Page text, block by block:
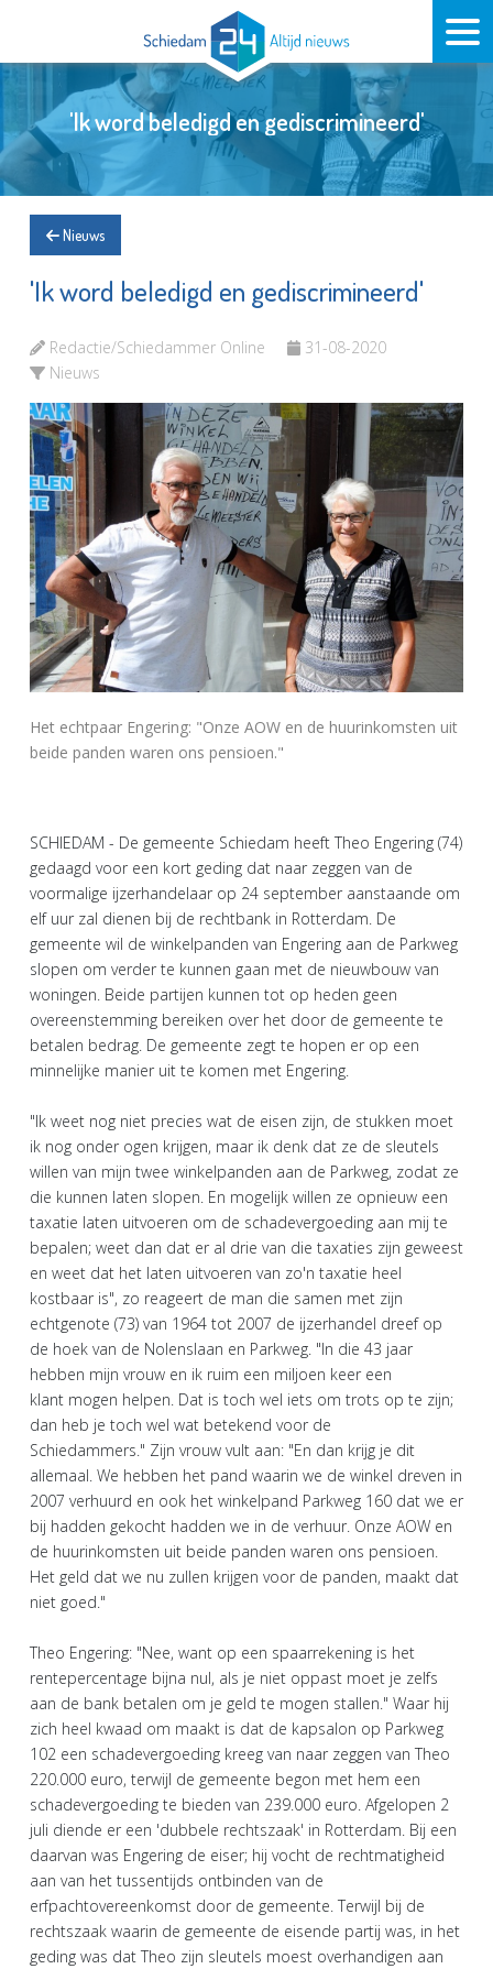
'Ik word beledigd en gediscrimineerd'
Nieuws
'Ik word beledigd en gediscrimineerd'
Redactie/Schiedammer Online
31-08-2020
Nieuws
Het echtpaar Engering: "Onze AOW en de huurinkomsten uit
beide panden waren ons pensioen."
SCHIEDAM - De gemeente Schiedam heeft Theo Engering (74)
gedaagd voor een kort geding dat naar zeggen van de
voormalige ijzerhandelaar op 24 september aanstaande om
elf uur zal dienen bij de rechtbank in Rotterdam. De
gemeente wil de winkelpanden van Engering aan de Parkweg
slopen om verder te kunnen gaan met de nieuwbouw van
woningen. Beide partijen kunnen tot op heden geen
overeenstemming bereiken over het door de gemeente te
betalen bedrag. De gemeente zegt te hopen er op een
minnelijke manier uit te komen met Engering.
"Ik weet nog niet precies wat de eisen zijn, de stukken moet
ik nog onder ogen krijgen, maar ik denk dat ze de sleutels
willen van mijn twee winkelpanden aan de Parkweg, zodat ze
die kunnen laten slopen. En mogelijk willen ze opnieuw een
taxatie laten uitvoeren om de schadevergoeding aan mij te
bepalen; weet dan dat er al drie van die taxaties zijn geweest
en weet dat het laten uitvoeren van zo'n taxatie heel
kostbaar is", zo reageert de man die samen met zijn
echtgenote (73) van 1964 tot 2007 de ijzerhandel dreef op
de hoek van de Nolenslaan en Parkweg. "In die 43 jaar
hebben mijn vrouw en ik ruim een miljoen keer een
klant mogen helpen. Dat is toch wel iets om trots op te zijn;
dan heb je toch wel wat betekend voor de
Schiedammers." Zijn vrouw vult aan: "En dan krijg je dit
allemaal. We hebben het pand waarin we de winkel dreven in
2007 verhuurd en ook het winkelpand Parkweg 160 dat we er
bij hadden gekocht hadden we in de verhuur. Onze AOW en
de huurinkomsten uit beide panden waren ons pensioen.
Het geld dat we nu zullen krijgen voor de panden, maakt dat
niet goed."
Theo Engering: "Nee, want op een spaarrekening is het
rentepercentage bijna nul, als je niet oppast moet je zelfs
aan de bank betalen om je geld te mogen stallen." Waar hij
zich heel kwaad om maakt is dat de kapsalon op Parkweg
102 een schadevergoeding kreeg van naar zeggen van Theo
220.000 euro, terwijl de gemeente begon met hem een
schadevergoeding te bieden van 239.000 euro. Afgelopen 2
juli diende er een 'dubbele rechtszaak' in Rotterdam. Bij een
daarvan was Engering de eiser; hij vocht de rechtmatigheid
aan van het tussentijds ontbinden van de
erfpachtovereenkomst door de gemeente. Terwijl bij de
rechtszaak waarin de gemeente de eisende partij was, in het
geding was dat Theo zijn sleutels moest overhandigen aan